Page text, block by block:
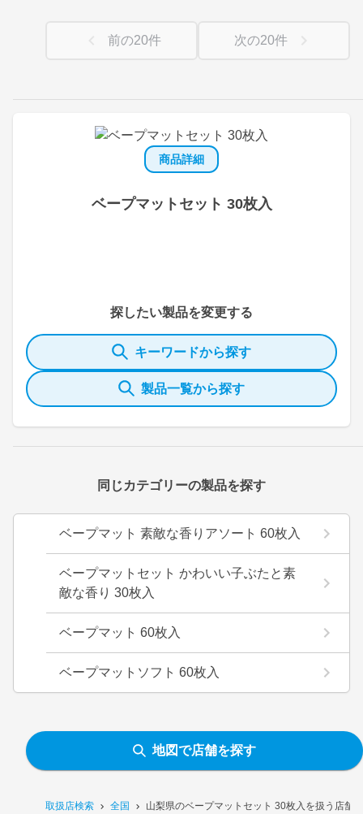
取扱店検索 全国 山梨県のベープマットセット 30枚入を扱う店舗
商品詳細
ベープマットセット 30枚入
探したい製品を変更する
キーワードから探す
製品一覧から探す
同じカテゴリーの製品を探す
ベープマット 素敵な香りアソート 60枚入
ベープマットセット かわいい子ぶたと素
敵な香り 30枚入
ベープマット 60枚入
ベープマットソフト 60枚入
前の20件 次の20件
地図で店舗を探す